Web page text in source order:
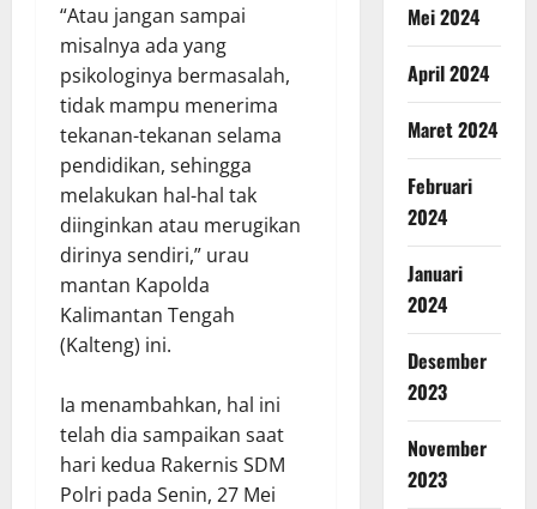
“Atau jangan sampai
misalnya ada yang
psikologinya bermasalah,
tidak mampu menerima
tekanan-tekanan selama
pendidikan, sehingga
melakukan hal-hal tak
diinginkan atau merugikan
dirinya sendiri,” urau
mantan Kapolda
Kalimantan Tengah
(Kalteng) ini.
Ia menambahkan, hal ini
telah dia sampaikan saat
hari kedua Rakernis SDM
Polri pada Senin, 27 Mei
Mei 2024
April 2024
Maret 2024
Februari
2024
Januari
2024
Desember
2023
November
2023